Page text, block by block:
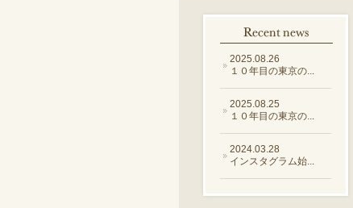
2025.08.26
１０年目の東京の...
2025.08.25
１０年目の東京の...
2024.03.28
インスタグラム始...